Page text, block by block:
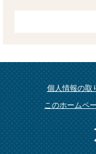
個人情報の取
このホームペ